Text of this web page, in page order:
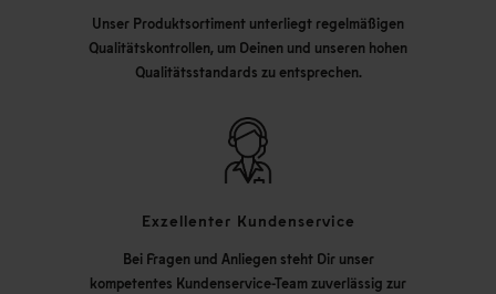
Unser Produktsortiment unterliegt regelmäßigen
Qualitätskontrollen, um Deinen und unseren hohen
Qualitätsstandards zu entsprechen.
Exzellenter Kundenservice
Bei Fragen und Anliegen steht Dir unser
kompetentes Kundenservice-Team zuverlässig zur